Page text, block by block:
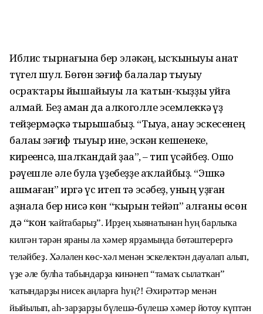
Иблис тырнағына бер эләкһәң, ысҡыныуы анһат
түгел шул. Бөгөн зәғиф балалар тыуыу
осраҡтары йышайыуы ла ҡатын-ҡыҙҙы уйға
һалмай. Беҙ һаман да алкоголле эсемлеккә һүҙ
тейҙермәҫкә тырышабыҙ. “Тыуһа, анау эскесенең
балаһы зәғиф тыуыр ине, эскән кешенеке,
киреһенсә, шалҡандай ҙаһа”, ‒ тип үсәйбеҙ. Ошо
рәүешле әле булһа үҙебеҙҙе аҡлайбыҙ. “Эшкә
ашмаған” иргә үс итеп тә эсәбеҙ, уның уҙған
аҙнала бер нисә көн “ҡырын тейәп” алғаны өсөн
дә “ҡон ҡайтабарыҙ”. Ирҙең хыянатынан һуң барлыҡа
килгән тәрән яраны ла хәмер ярҙамында бөтәштерергә
теләйбеҙ. Хәләлен көс-хәл менән эскелектән дауалап алып,
үҙе әле булһа табындарҙа кинәнеп “тамаҡ сылатҡан”
ҡатындарҙы нисек аңларға һуң?! Әхирәттәр менән
йыйылып, аһ-зарҙарҙы бүлешә-бүлешә хәмер йотоу күптән